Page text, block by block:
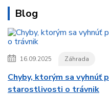
Blog
16.09.2025 Záhrada
Chyby, ktorým sa vyhnúť
starostlivosti o trávnik